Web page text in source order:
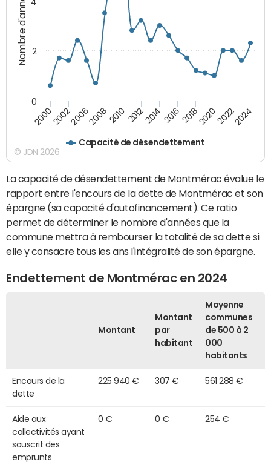
Nombre d'années
Capacité de désendettement
20002002200620082010 2012201420162018202020222024
0
2
© JDN 2026
La capacité de désendettement de Montmérac évalue le
rapport entre l'encours de la dette de Montmérac et son
épargne (sa capacité d'autofinancement). Ce ratio
permet de déterminer le nombre d'années que la
commune mettra à rembourser la totalité de sa dette si
elle y consacre tous les ans l'intégralité de son épargne.
Endettement de Montmérac en 2024
Montant
Montant
par
habitant
Moyenne
communes
de 500 à 2
000
habitants
Encours de la
dette
225 940 € 307 € 561 288 €
Aide aux
collectivités ayant
souscrit des
emprunts
0 € 0 € 254 €